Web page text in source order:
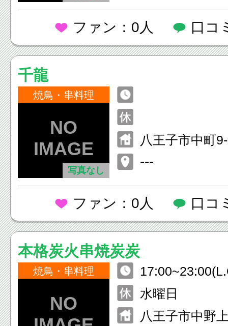
ファン：0人 口コ
千龍
焼鳥・串料理
写真なし
八王子市中町
---
ファン：0人 口コ
本格炭火串焼炭炭
焼鳥・串料理
水曜日
八王子市中野